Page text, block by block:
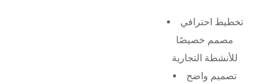
تخطيط احترافي
مصمم خصيصًا
للأنشطة التجارية
تصميم واضح